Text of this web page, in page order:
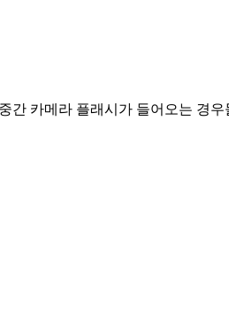
카메라 플래시가 들어오는 경